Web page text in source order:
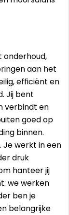
onderhoud,
aan het
efficiënt en
Jij bent
verbindt en
goed op
binnen.
Je werkt in een
druk
hanteer jij
we werken
ben je
belangrijke